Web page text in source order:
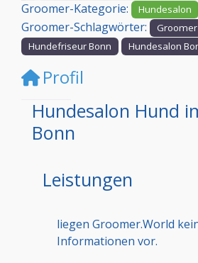
Groomer-Kategorie: Hundesalon
Groomer-Schlagwörter:
Hundefriseur Bonn
Hundesalon
Profil
Hundesalon Hund
Bonn
Leistungen
liegen Groomer.World
Informationen vor.